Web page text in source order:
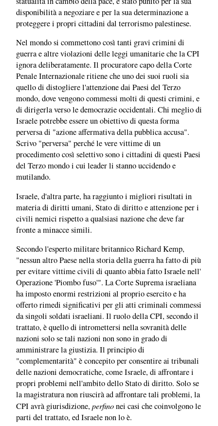
disponibilità a negoziare e per la sua determinazione a
proteggere i propri cittadini dal terrorismo palestinese.
Nel mondo si commettono così tanti gravi crimini di
guerra e altre violazioni delle leggi umanitarie che la CPI
ignora deliberatamente. Il procuratore capo della Corte
Penale Internazionale ritiene che uno dei suoi ruoli sia
quello di distogliere l'attenzione dai Paesi del Terzo
mondo, dove vengono commessi molti di questi crimini, e
di dirigerla verso le democrazie occidentali. Chi meglio di
Israele potrebbe essere un obiettivo di questa forma
perversa di "azione affermativa della pubblica accusa".
Scrivo "perversa" perché le vere vittime di un
procedimento così selettivo sono i cittadini di questi Paesi
del Terzo mondo i cui leader li stanno uccidendo e
mutilando.
Israele, d'altra parte, ha raggiunto i migliori risultati in
materia di diritti umani, Stato di diritto e attenzione per i
civili nemici rispetto a qualsiasi nazione che deve far
fronte a minacce simili.
Secondo l'esperto militare britannico Richard Kemp,
"nessun altro Paese nella storia della guerra ha fatto di più
per evitare vittime civili di quanto abbia fatto Israele nell'
Operazione 'Piombo fuso'". La Corte Suprema israeliana
ha imposto enormi restrizioni al proprio esercito e ha
offerto rimedi significativi per gli atti criminali commessi
da singoli soldati israeliani. Il ruolo della CPI, secondo il
trattato, è quello di intromettersi nella sovranità delle
nazioni solo se tali nazioni non sono in grado di
amministrare la giustizia. Il principio di
"complementarità" è concepito per consentire ai tribunali
delle nazioni democratiche, come Israele, di affrontare i
propri problemi nell'ambito dello Stato di diritto. Solo se
la magistratura non riuscirà ad affrontare tali problemi, la
CPI avrà giurisdizione,perfinonei casi che coinvolgono le
parti del trattato, ed Israele non lo è.